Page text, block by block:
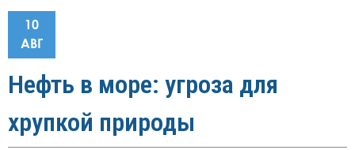
10
АВГ
Нефть в море: угроза для
хрупкой природы